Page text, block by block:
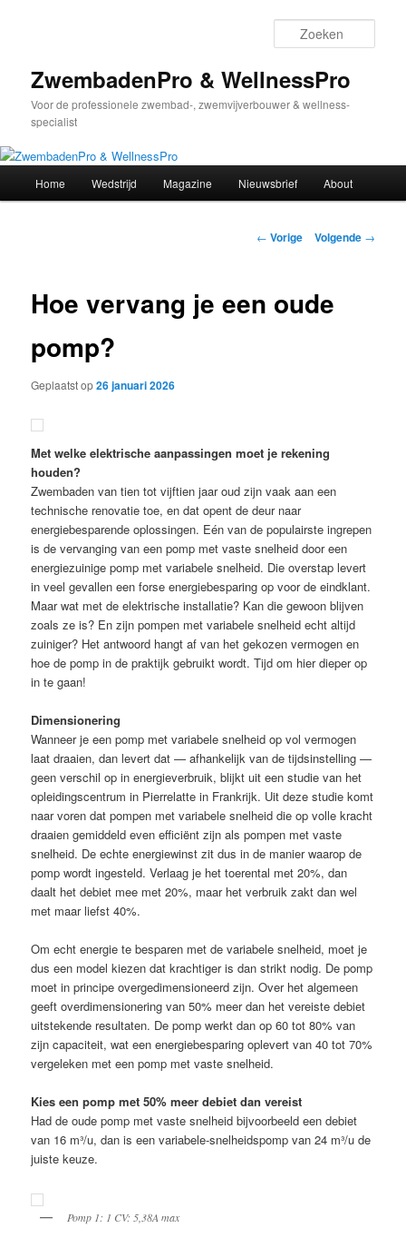
inhoudZwembadenPro & WellnessPro
Voor de professionele zwembad-, zwemvijverbouwer & wellness-
specialist
Home Wedstrijd Magazine Nieuwsbrief About
Bericht
← Vorige Volgende →
Hoe vervang je een oude
pomp?
Geplaatst op26 januari 2026
Met welke elektrische aanpassingen moet je rekening
houden?
Zwembaden van tien tot vijftien jaar oud zijn vaak aan een
technische renovatie toe, en dat opent de deur naar
energiebesparende oplossingen. Eén van de populairste ingrepen
is de vervanging van een pomp met vaste snelheid door een
energiezuinige pomp met variabele snelheid. Die overstap levert
in veel gevallen een forse energiebesparing op voor de eindklant.
Maar wat met de elektrische installatie? Kan die gewoon blijven
zoals ze is? En zijn pompen met variabele snelheid echt altijd
zuiniger? Het antwoord hangt af van het gekozen vermogen en
hoe de pomp in de praktijk gebruikt wordt. Tijd om hier dieper op
in te gaan!
Dimensionering
Wanneer je een pomp met variabele snelheid op vol vermogen
laat draaien, dan levert dat — afhankelijk van de tijdsinstelling —
geen verschil op in energieverbruik, blijkt uit een studie van het
opleidingscentrum in Pierrelatte in Frankrijk. Uit deze studie komt
naar voren dat pompen met variabele snelheid die op volle kracht
draaien gemiddeld even efficiënt zijn als pompen met vaste
snelheid. De echte energiewinst zit dus in de manier waarop de
pomp wordt ingesteld. Verlaag je het toerental met 20%, dan
daalt het debiet mee met 20%, maar het verbruik zakt dan wel
met maar liefst 40%.
Om echt energie te besparen met de variabele snelheid, moet je
dus een model kiezen dat krachtiger is dan strikt nodig. De pomp
moet in principe overgedimensioneerd zijn. Over het algemeen
geeft overdimensionering van 50% meer dan het vereiste debiet
uitstekende resultaten. De pomp werkt dan op 60 tot 80% van
zijn capaciteit, wat een energiebesparing oplevert van 40 tot 70%
vergeleken met een pomp met vaste snelheid.
Kies een pomp met 50% meer debiet dan vereist
Had de oude pomp met vaste snelheid bijvoorbeeld een debiet
van 16 m³/u, dan is een variabele-snelheids­pomp van 24 m³/u de
juiste keuze.
Pomp 1: 1 CV: 5,38A max